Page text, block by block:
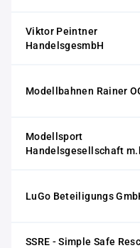
Viktor Peintner
HandelsgesmbH
Modellbahnen Rainer
Modellsport
Handelsgesellschaft
LuGo Beteiligungs
SSRE - Simple Safe